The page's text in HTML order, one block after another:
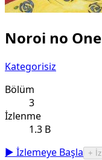
Noroi no
Kategorisiz
Bölüm
3
İzlenme
1.3 B
▶ İzlemeye Başla
+